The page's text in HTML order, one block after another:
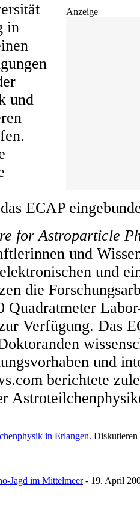
Anzeige
in
und
ECAP
for Astroparticle
und
und
die
Quadratmeter
Verfügung. Das
und
berichtete
in Erlangen. Diskutieren
Jagd im Mittelmeer- 19. April